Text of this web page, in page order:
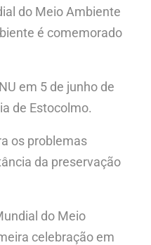
do Meio Ambiente
é comemorado
em 5 de junho de
de Estocolmo.
os problemas
da preservação
do Meio
celebração em